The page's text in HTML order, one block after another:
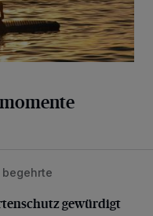
gewürdigt
begehrte
gewürdigt